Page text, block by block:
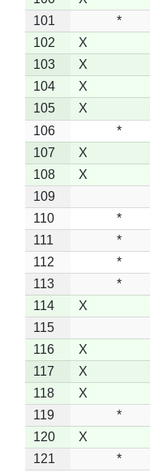
101
*
102
X
103
X
104
X
105
X
106
*
107
X
108
X
109
110
*
111
*
112
*
113
*
114
X
115
116
X
117
X
118
X
119
*
120
X
121
*